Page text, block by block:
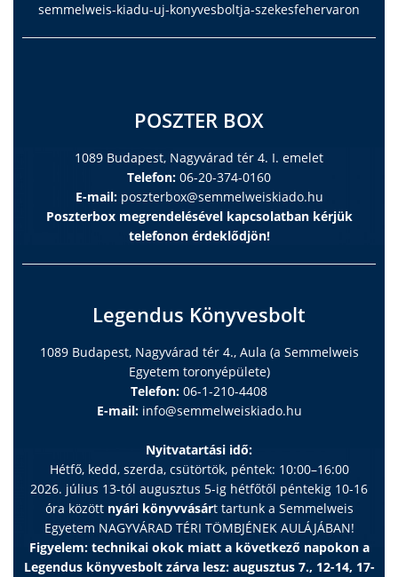
semmelweis-kiadu-uj-konyvesboltja-szekesfehervaron
POSZTER BOX
1089 Budapest, Nagyvárad tér 4. I. emelet
Telefon: 06-20-374-0160
E-mail: poszterbox@semmelweiskiado.hu
Poszterbox megrendelésével kapcsolatban kérjük
telefonon érdeklődjön!
Legendus Könyvesbolt
1089 Budapest, Nagyvárad tér 4., Aula (a Semmelweis
Egyetem toronyépülete)
Telefon: 06-1-210-4408
E-mail: info@semmelweiskiado.hu
Nyitvatartási idő:
Hétfő, kedd, szerda, csütörtök, péntek: 10:00–16:00
2026. július 13-tól augusztus 5-ig hétfőtől péntekig 10-16
óra között nyári könyvvásárt tartunk a Semmelweis
Egyetem NAGYVÁRAD TÉRI TÖMBJÉNEK AULÁJÁBAN!
Figyelem: technikai okok miatt a következő napokon a
Legendus könyvesbolt zárva lesz: augusztus 7., 12-14, 17-